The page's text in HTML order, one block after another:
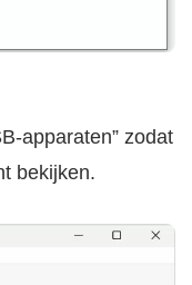
apparaten” zodat
bekijken.